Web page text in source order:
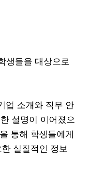
생들을 대상으로
업 소개와 직무 안
설명이 이어졌으
통해 학생들에게
실질적인 정보